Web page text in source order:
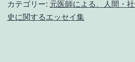
カテゴリー: 元医師による、人間・
史に関するエッセイ集